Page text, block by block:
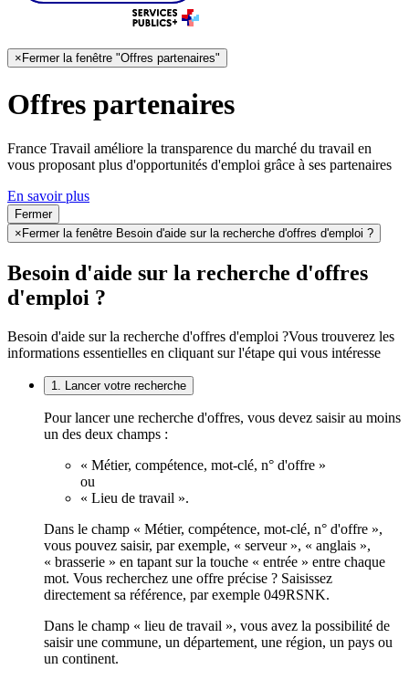
× Fermer la fenêtre "Offres partenaires"
Offres partenaires
France Travail améliore la transparence du marché du travail en
vous proposant plus d'opportunités d'emploi grâce à ses partenaires
En savoir plus
Fermer
× Fermer la fenêtre Besoin d'aide sur la recherche d'offres d'emploi ?
Besoin d'aide sur la recherche d'offres
d'emploi ?
Besoin d'aide sur la recherche d'offres d'emploi ?Vous trouverez les
informations essentielles en cliquant sur l'étape qui vous intéresse
1. Lancer votre recherche
Pour lancer une recherche d'offres, vous devez saisir au moins
un des deux champs :
« Métier, compétence, mot-clé, n° d'offre »
ou
« Lieu de travail ».
Dans le champ « Métier, compétence, mot-clé, n° d'offre »,
vous pouvez saisir, par exemple, « serveur », « anglais »,
« brasserie » en tapant sur la touche « entrée » entre chaque
mot. Vous recherchez une offre précise ? Saisissez
directement sa référence, par exemple 049RSNK.
Dans le champ « lieu de travail », vous avez la possibilité de
saisir une commune, un département, une région, un pays ou
un continent.